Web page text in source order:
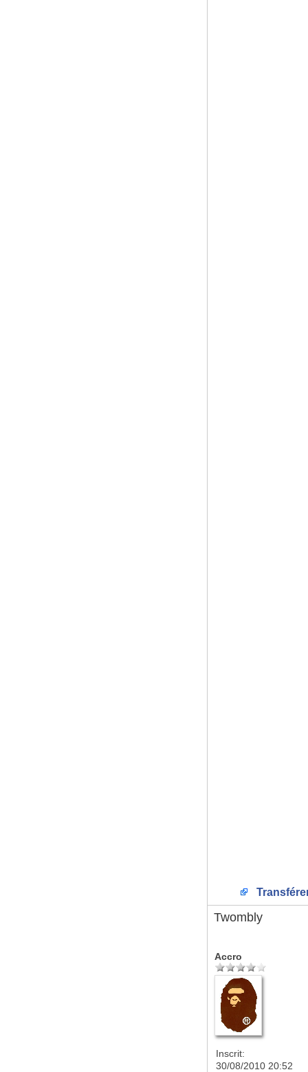
Twombly
Accro
Inscrit:
30/08/2010 20:52